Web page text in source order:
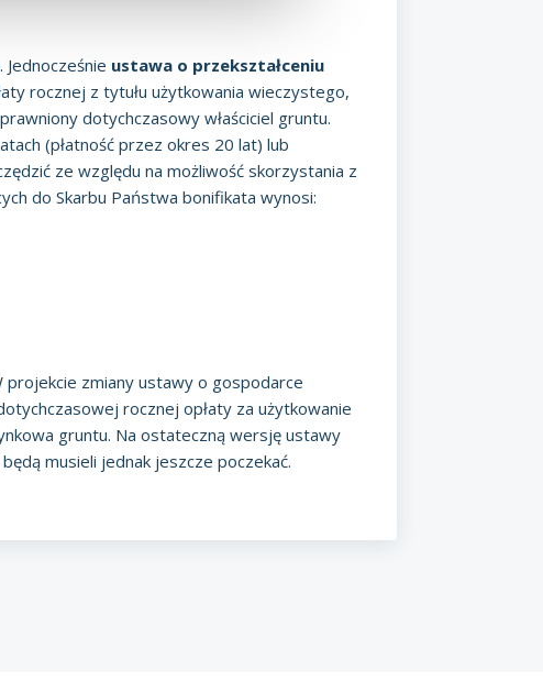
ustawa o przekształceniu
rocznej z tytułu użytkowania wieczystego,
dotychczasowy właściciel gruntu.
(płatność przez okres 20 lat) lub
ze względu na możliwość skorzystania z
do Skarbu Państwa bonifikata wynosi:
projekcie zmiany ustawy o gospodarce
rocznej opłaty za użytkowanie
gruntu. Na ostateczną wersję ustawy
musieli jednak jeszcze poczekać.